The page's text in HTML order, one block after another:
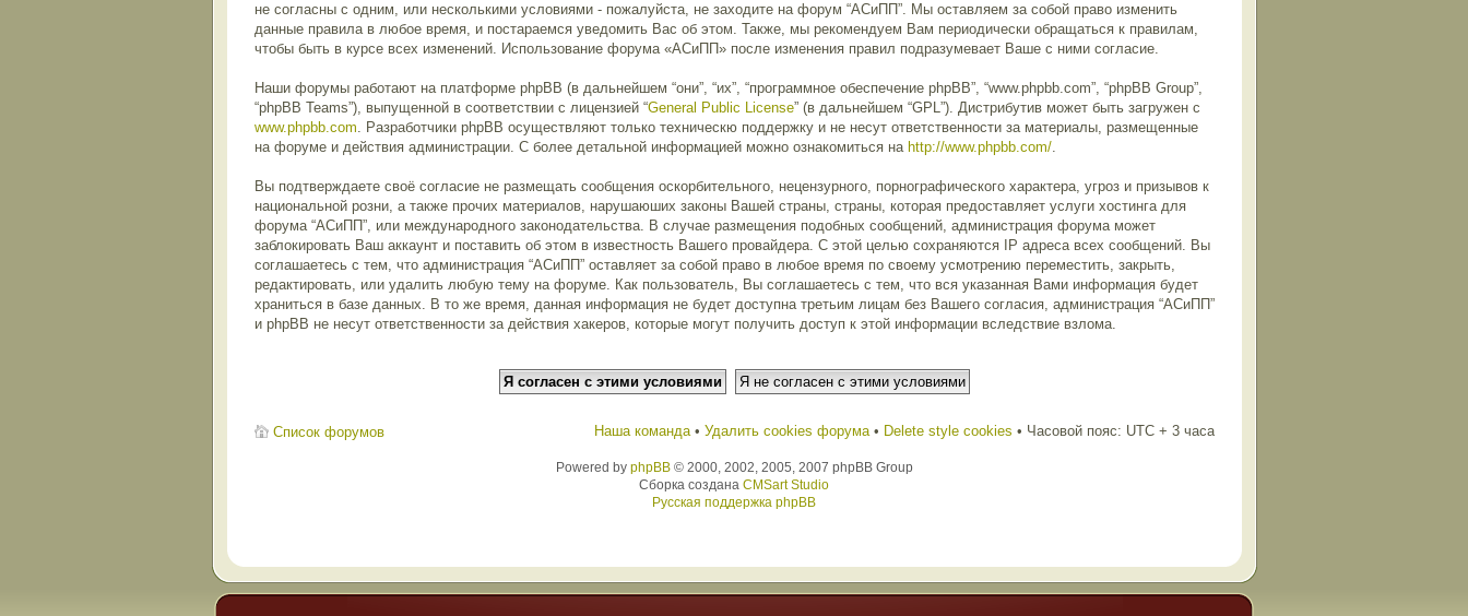
не согласны с одним, или несколькими условиями - пожалуйста, не заходите на форум “АСиПП”. Мы оставляем за собой право изменить
данные правила в любое время, и постараемся уведомить Вас об этом. Также, мы рекомендуем Вам периодически обращаться к правилам,
чтобы быть в курсе всех изменений. Использование форума «АСиПП» после изменения правил подразумевает Ваше с ними согласие.
Наши форумы работают на платформе phpBB (в дальнейшем “они”, “их”, “программное обеспечение phpBB”, “www.phpbb.com”, “phpBB Group”,
“phpBB Teams”), выпущенной в соответствии с лицензией “General Public License” (в дальнейшем “GPL”). Дистрибутив может быть загружен с
www.phpbb.com. Разработчики phpBB осуществляют только техническю поддержку и не несут ответственности за материалы, размещенные
на форуме и действия администрации. С более детальной информацией можно ознакомиться на http://www.phpbb.com/.
Вы подтверждаете своё согласие не размещать сообщения оскорбительного, нецензурного, порнографического характера, угроз и призывов к
национальной розни, а также прочих материалов, нарушаюших законы Вашей страны, страны, которая предоставляет услуги хостинга для
форума “АСиПП”, или международного законодательства. В случае размещения подобных сообщений, администрация форума может
заблокировать Ваш аккаунт и поставить об этом в известность Вашего провайдера. С этой целью сохраняются IP адреса всех сообщений. Вы
соглашаетесь с тем, что администрация “АСиПП” оставляет за собой право в любое время по своему усмотрению переместить, закрыть,
редактировать, или удалить любую тему на форуме. Как пользователь, Вы соглашаетесь с тем, что вся указанная Вами информация будет
храниться в базе данных. В то же время, данная информация не будет доступна третьим лицам без Вашего согласия, администрация “АСиПП”
и phpBB не несут ответственности за действия хакеров, которые могут получить доступ к этой информации вследствие взлома.
Список форумов Наша команда• Удалить cookies форума• Delete style cookies • Часовой пояс: UTC + 3 часа
Powered by phpBB© 2000, 2002, 2005, 2007 phpBB Group
Сборка создана CMSart Studio
Русская поддержка phpBB